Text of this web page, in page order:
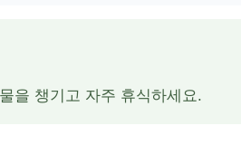
을 챙기고 자주 휴식하세요.